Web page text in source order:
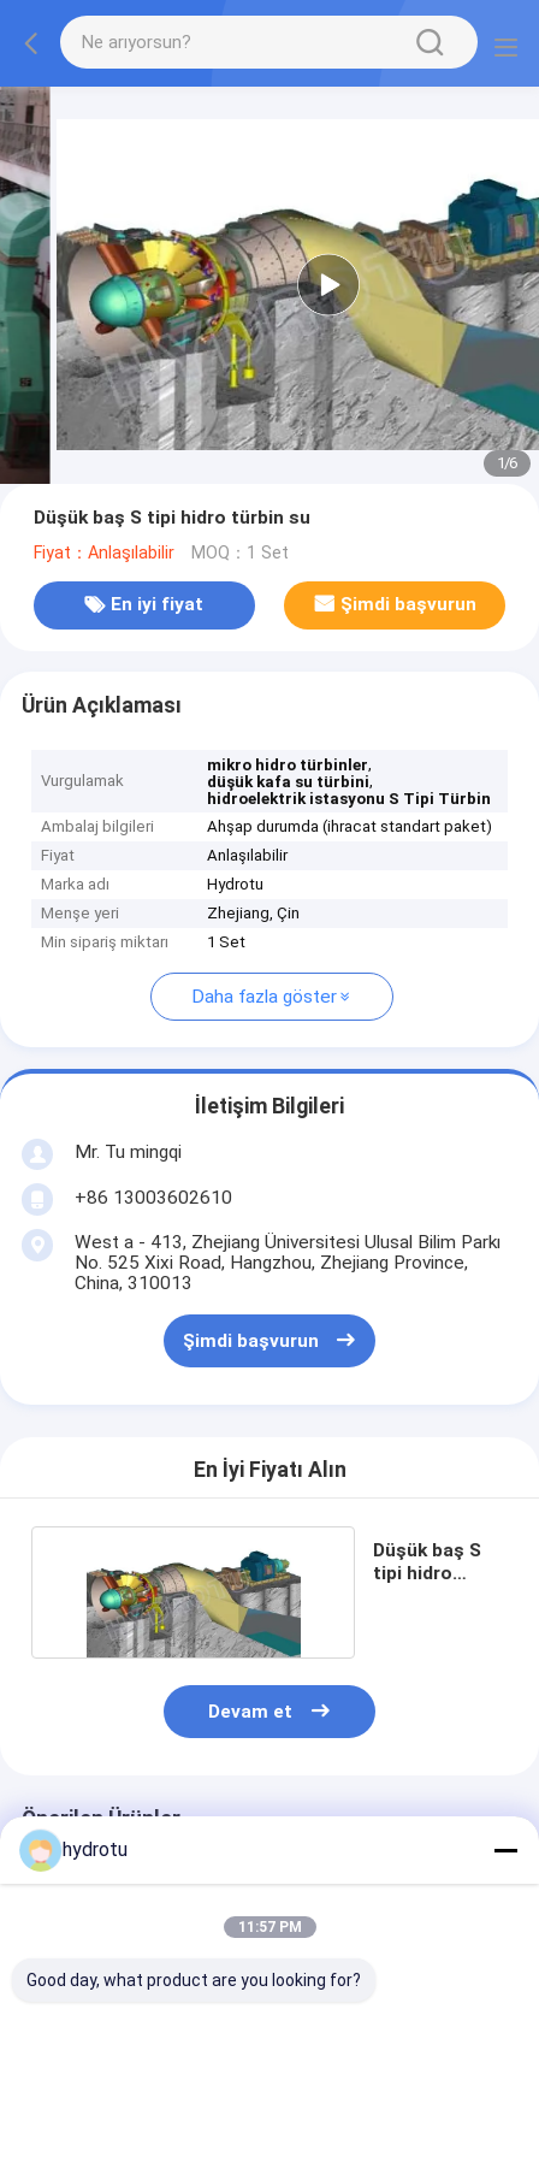
1/6
Düşük baş S tipi hidro türbin su
Fiyat：Anlaşılabilir MOQ：1 Set
En iyi fiyat Şimdi başvurun
Ürün Açıklaması
Vurgulamak
mikro hidro türbinler,
düşük kafa su türbini,
hidroelektrik istasyonu S Tipi Türbin
Ambalaj bilgileri
Ahşap durumda (ihracat standart paket)
Fiyat
Anlaşılabilir
Marka adı
Hydrotu
Menşe yeri
Zhejiang, Çin
Min sipariş miktarı
1 Set
Daha fazla göster
İletişim Bilgileri
Mr. Tu mingqi
+86 13003602610
West a - 413, Zhejiang Üniversitesi Ulusal Bilim Parkı
No. 525 Xixi Road, Hangzhou, Zhejiang Province,
China, 310013
Şimdi başvurun
En İyi Fiyatı Alın
Düşük baş S
tipi hidro
Devam et
Önerilen Ürünler
hydrotu
11:57 PM
Good day, what product are you looking for?